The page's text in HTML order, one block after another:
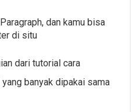
dan kamu bisa
di situ
dari tutorial cara
banyak dipakai sama